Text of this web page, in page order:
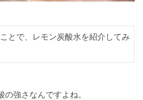
とで、レモン炭酸水を紹介してみ
強さなんですよね。